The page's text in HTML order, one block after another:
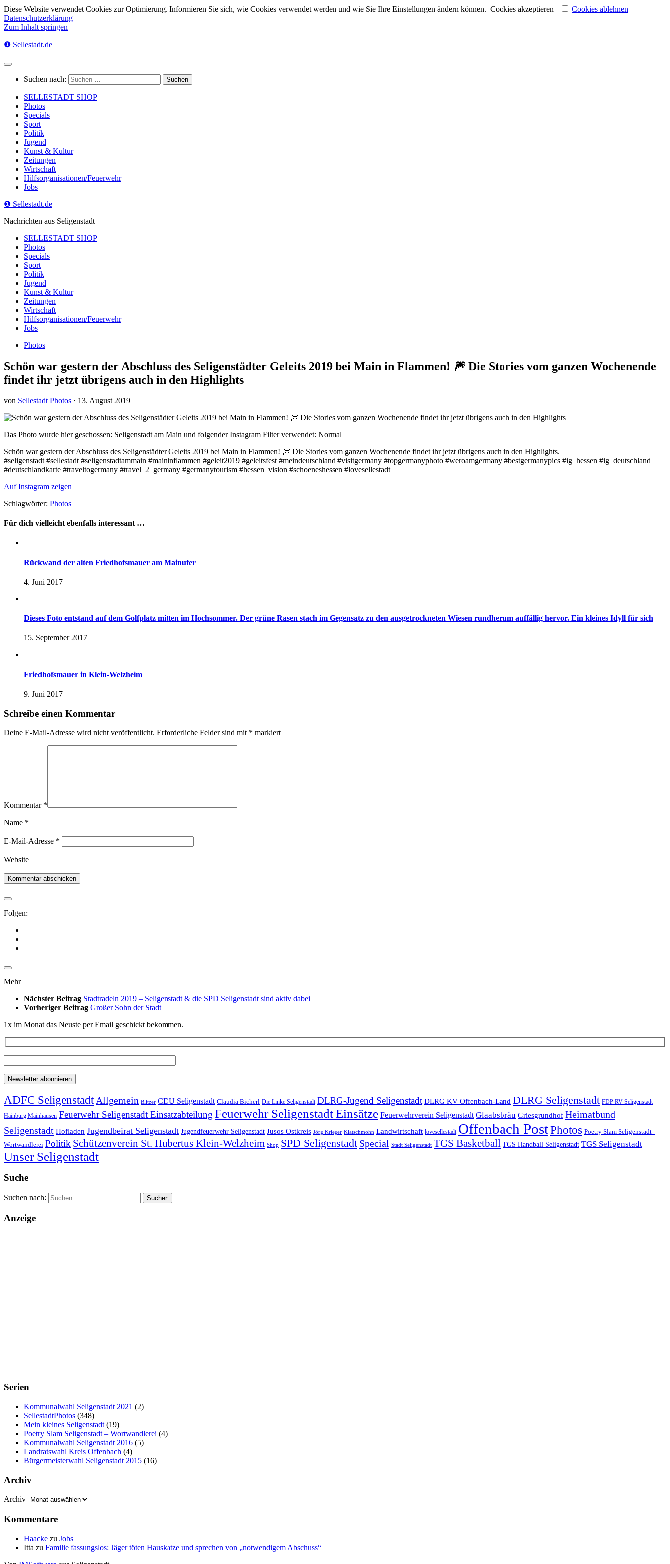
Diese Website verwendet Cookies zur Optimierung. Informieren Sie sich, wie Cookies verwendet werden und wie Sie Ihre Einstellungen ändern können. Cookies akzeptieren
Cookies ablehnen
Datenschutzerklärung
Zum Inhalt springen
❶ Sellestadt.de
Suchen nach:
SELLESTADT SHOP
Photos
Specials
Sport
Politik
Jugend
Kunst & Kultur
Zeitungen
Wirtschaft
Hilfsorganisationen/Feuerwehr
Jobs
❶ Sellestadt.de
Nachrichten aus Seligenstadt
SELLESTADT SHOP
Photos
Specials
Sport
Politik
Jugend
Kunst & Kultur
Zeitungen
Wirtschaft
Hilfsorganisationen/Feuerwehr
Jobs
Photos
Schön war gestern der Abschluss des Seligenstädter Geleits 2019 bei Main in Flammen! 🎆 Die Stories vom ganzen Wochenende
findet ihr jetzt übrigens auch in den Highlights
von Sellestadt Photos · 13. August 2019
Das Photo wurde hier geschossen: Seligenstadt am Main und folgender Instagram Filter verwendet: Normal
Schön war gestern der Abschluss des Seligenstädter Geleits 2019 bei Main in Flammen! 🎆 Die Stories vom ganzen Wochenende findet ihr jetzt übrigens auch in den Highlights.
#seligenstadt #sellestadt #seligenstadtammain #maininflammen #geleit2019 #geleitsfest #meindeutschland #visitgermany #topgermanyphoto #weroamgermany #bestgermanypics #ig_hessen #ig_deutschland
#deutschlandkarte #traveltogermany #travel_2_germany #germanytourism #hessen_vision #schoeneshessen #lovesellestadt
Auf Instagram zeigen
Schlagwörter: Photos
Für dich vielleicht ebenfalls interessant …
Rückwand der alten Friedhofsmauer am Mainufer
4. Juni 2017
Dieses Foto entstand auf dem Golfplatz mitten im Hochsommer. Der grüne Rasen stach im Gegensatz zu den ausgetrockneten Wiesen rundherum auffällig hervor. Ein kleines Idyll für sich
15. September 2017
Friedhofsmauer in Klein-Welzheim
9. Juni 2017
Schreibe einen Kommentar
Deine E-Mail-Adresse wird nicht veröffentlicht. Erforderliche Felder sind mit * markiert
Kommentar *
Name *
E-Mail-Adresse *
Website
Folgen:
Mehr
Nächster Beitrag Stadtradeln 2019 – Seligenstadt & die SPD Seligenstadt sind aktiv dabei
Vorheriger Beitrag Großer Sohn der Stadt
1x im Monat das Neuste per Email geschickt bekommen.
ADFC Seligenstadt Allgemein Blitzer CDU Seligenstadt Claudia Bicherl Die Linke Seligenstadt DLRG-Jugend Seligenstadt DLRG KV Offenbach-Land DLRG Seligenstadt FDP RV Seligenstadt
Hainburg Mainhausen Feuerwehr Seligenstadt Einsatzabteilung Feuerwehr Seligenstadt Einsätze Feuerwehrverein Seligenstadt Glaabsbräu Griesgrundhof Heimatbund
Seligenstadt Hofladen Jugendbeirat Seligenstadt Jugendfeuerwehr Seligenstadt Jusos Ostkreis Jörg Krieger Klatschmohn Landwirtschaft lovesellestadt Offenbach PostPhotos Poetry Slam Seligenstadt -
Wortwandlerei Politik Schützenverein St. Hubertus Klein-Welzheim Shop SPD Seligenstadt Special Stadt Seligenstadt TGS Basketball TGS Handball Seligenstadt TGS Seligenstadt
Unser Seligenstadt
Suche
Suchen nach:
Anzeige
Serien
Kommunalwahl Seligenstadt 2021 (2)
SellestadtPhotos (348)
Mein kleines Seligenstadt (19)
Poetry Slam Seligenstadt – Wortwandlerei (4)
Kommunalwahl Seligenstadt 2016 (5)
Landratswahl Kreis Offenbach (4)
Bürgermeisterwahl Seligenstadt 2015 (16)
Archiv
Archiv
Kommentare
Haacke zu Jobs
Itta zu Familie fassungslos: Jäger töten Hauskatze und sprechen von „notwendigem Abschuss“